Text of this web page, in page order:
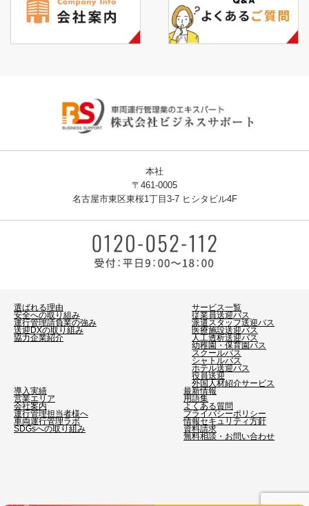
選ばれる理由
安全への取り組み
運行管理請負業の強み
送迎DXの取り組み
協力企業紹介
サービス一覧
従業員送迎バス
派遣スタッフ送迎バス
医療施設送迎バス
人工透析送迎バス
幼稚園・保育園バス
スクールバス
シャトルバス
ホテル送迎バス
役員送迎
外国人材紹介サービス
導入実績
営業エリア
会社案内
運行管理担当者様へ
車両運行管理ラボ
SDGsへの取り組み
最新情報
用語集
よくある質問
プライバシーポリシー
情報セキュリティ方針
資料請求
無料相談・お問い合わせ
本社
〒461-0005
名古屋市東区東桜1丁目3-7 ヒシタビル4F